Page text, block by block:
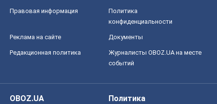
Правовая информация
Политика
конфиденциальности
Реклама на сайте Документы
Редакционная политика
Журналисты OBOZ.UA на месте
событий
OBOZ.UA
Политика